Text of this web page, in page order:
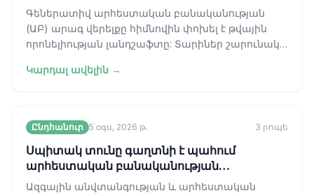
աշխատանքային գործընթացին։
Գեներատիվ արհեստական բանականության
(ԱԲ) արագ վերելքը հիմնովին փոխել է թվային
որոնելիության լանդշաֆտը: Տարիներ շարունակ
Կարդալ ավելին →
Ընդհանուր 5 օգս, 2026 թ. 3 րոպե
Սպիտակ տունը գաղտնի է պահում
արհեստական բանականության
կիբերանվտանգության իր շրջանակը
Ազգային անվտանգության և արհեստական